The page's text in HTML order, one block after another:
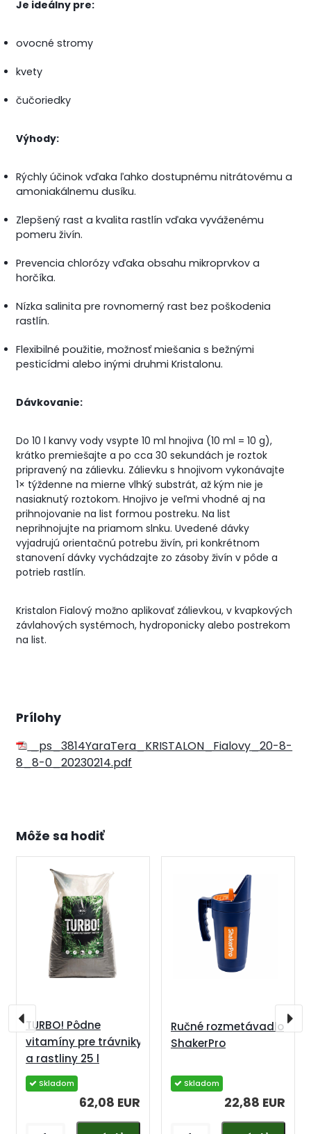
Je ideálny pre:
ovocné stromy
kvety
čučoriedky
Výhody:
Rýchly účinok vďaka ľahko dostupnému nitrátovému a
amoniakálnemu dusíku.
Zlepšený rast a kvalita rastlín vďaka vyváženému
pomeru živín.
Prevencia chlorózy vďaka obsahu mikroprvkov a
horčíka.
Nízka salinita pre rovnomerný rast bez poškodenia
rastlín.
Flexibilné použitie, možnosť miešania s bežnými
pesticídmi alebo inými druhmi Kristalonu.
Dávkovanie:
Do 10 l kanvy vody vsypte 10 ml hnojiva (10 ml = 10 g),
krátko premiešajte a po cca 30 sekundách je roztok
pripravený na zálievku. Zálievku s hnojivom vykonávajte
1× týždenne na mierne vlhký substrát, až kým nie je
nasiaknutý roztokom. Hnojivo je veľmi vhodné aj na
prihnojovanie na list formou postreku. Na list
neprihnojujte na priamom slnku. Uvedené dávky
vyjadrujú orientačnú potrebu živín, pri konkrétnom
stanovení dávky vychádzajte zo zásoby živín v pôde a
potrieb rastlín.
Kristalon Fialový možno aplikovať zálievkou, v kvapkových
závlahových systémoch, hydroponicky alebo postrekom
na list.
Prílohy
_ps_3814YaraTera_KRISTALON_Fialovy_20-8-
8_8-0_20230214.pdf
Môže sa hodiť
TURBO! Pôdne
vitamíny pre trávniky
a rastliny 25 l
62,08 EUR
Ručné rozmetávadlo
ShakerPro
22,88 EUR